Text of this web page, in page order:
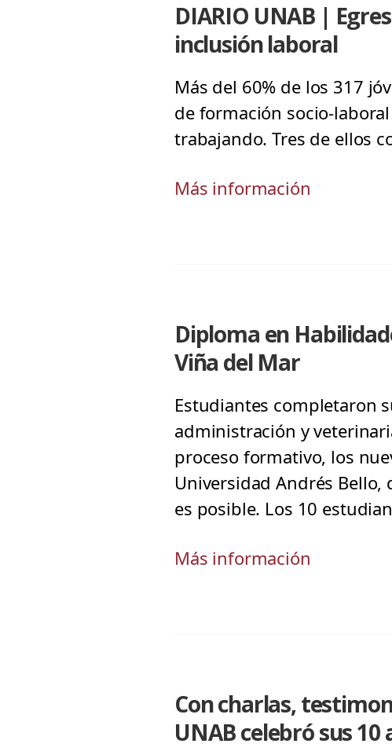
DIARIO UNAB |
inclusión laboral
Más del 60% de los 317
de formación socio-
trabajando. Tres de ellos
Más información
Diploma en
Viña del Mar
Estudiantes completaron
administración y
proceso formativo, los
Universidad Andrés
es posible. Los 10
Más información
Con charlas,
UNAB celebró sus